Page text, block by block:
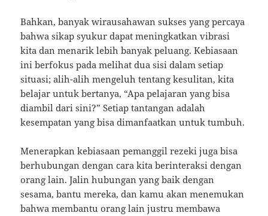
Bahkan, banyak wirausahawan sukses yang percaya
bahwa sikap syukur dapat meningkatkan vibrasi
kita dan menarik lebih banyak peluang. Kebiasaan
ini berfokus pada melihat dua sisi dalam setiap
situasi; alih-alih mengeluh tentang kesulitan, kita
belajar untuk bertanya, “Apa pelajaran yang bisa
diambil dari sini?” Setiap tantangan adalah
kesempatan yang bisa dimanfaatkan untuk tumbuh.
Menerapkan kebiasaan pemanggil rezeki juga bisa
berhubungan dengan cara kita berinteraksi dengan
orang lain. Jalin hubungan yang baik dengan
sesama, bantu mereka, dan kamu akan menemukan
bahwa membantu orang lain justru membawa